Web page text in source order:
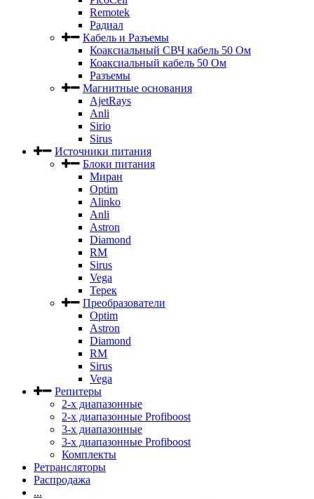
Remotek
Радиал
Кабель и Разъемы
Коаксиальный СВЧ кабель 50 Ом
Коаксиальный кабель 50 Ом
Разъемы
Магнитные основания
AjetRays
Anli
Sirio
Sirus
Источники питания
Блоки питания
Миран
Optim
Alinko
Anli
Astron
Diamond
RM
Sirus
Vega
Терек
Преобразователи
Optim
Astron
Diamond
RM
Sirus
Vega
Репитеры
2-х диапазонные
2-х диапазонные Profiboost
3-х диапазонные
3-х диапазонные Profiboost
Комплекты
Ретрансляторы
Распродажа
...